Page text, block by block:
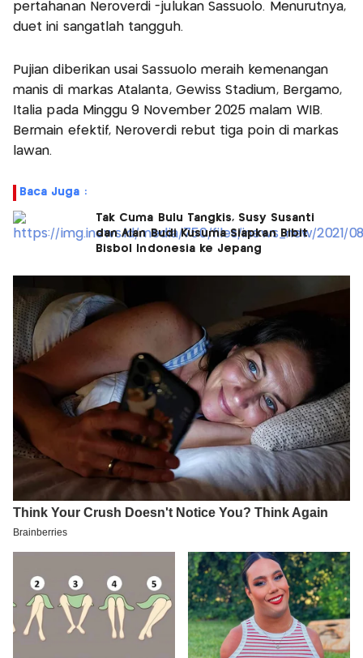
pertahanan Neroverdi -julukan Sassuolo. Menurutnya,
duet ini sangatlah tangguh.
Pujian diberikan usai Sassuolo meraih kemenangan
manis di markas Atalanta, Gewiss Stadium, Bergamo,
Italia pada Minggu 9 November 2025 malam WIB.
Bermain efektif, Neroverdi rebut tiga poin di markas
lawan.
Baca Juga :
Tak Cuma Bulu Tangkis, Susy Susanti
dan Alan Budi Kusuma Siapkan Bibit
Bisbol Indonesia ke Jepang